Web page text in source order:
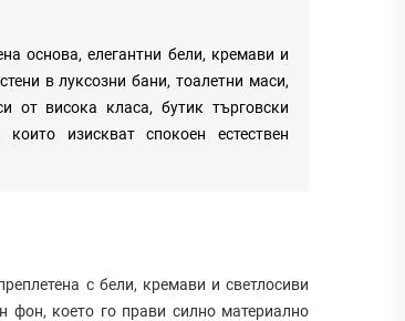
основа, елегантни бели, кремави и
в луксозни бани, тоалетни маси,
от висока класа, бутик търговски
изискват спокоен естествен
с бели, кремави и светлосиви
фон, което го прави силно материално